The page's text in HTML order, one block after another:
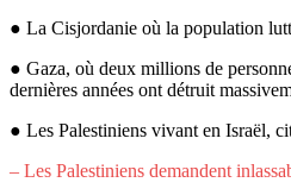
● La Cisjordanie où la population
● Gaza, où deux millions de
dernières années ont détruit
● Les Palestiniens vivant en Israël,
– Les Palestiniens demandent